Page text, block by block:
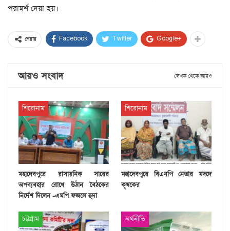
পরামর্শ দেয়া হয়।
শেয়ার Facebook Twitter Google+
আরও সংবাদ লেখক থেকে আরও
শিরোনাম
মহাদেবপুরে রাসায়নিক সারের
অপব্যবহার রোধে উঠান বৈঠকের
নির্দেশ দিলেন -এমপি ফজলে হুদা
শিরোনাম
মহাদেবপুরে বিএনপি নেতার মদদে
কৃষকের
চট্টগ্রাম অর্থনীতি